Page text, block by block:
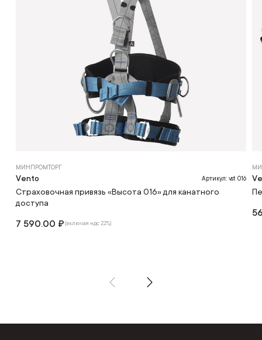
МИНПРОМТОРГ
Vento Артикул: vst 016
Страховочная привязь «Высота 016» для канатного
доступа
7 590.00 ₽(включая ндс 22%)